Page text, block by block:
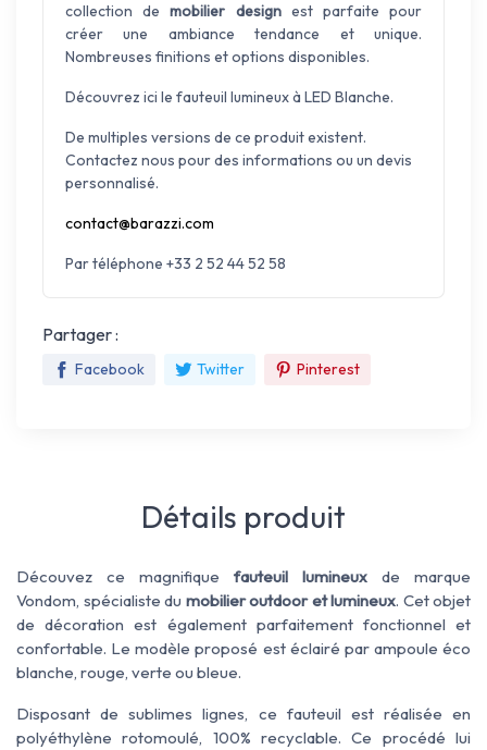
collection demobilier designest parfaite pour
créer une ambiance tendance et unique.
Nombreuses finitions et options disponibles.
Découvrez ici le fauteuil lumineux à LED Blanche.
De multiples versions de ce produit existent.
Contactez nous pour des informations ou un devis
personnalisé.
contact@barazzi.com
Par téléphone +33 2 52 44 52 58
Partager :
Facebook Twitter Pinterest
Détails produit
Découvez ce magnifique fauteuil lumineux de marque
Vondom, spécialiste du mobilier outdoor et lumineux. Cet objet
de décoration est également parfaitement fonctionnel et
confortable. Le modèle proposé est éclairé par ampoule éco
blanche, rouge, verte ou bleue.
Disposant de sublimes lignes, ce fauteuil est réalisée en
polyéthylène rotomoulé, 100% recyclable. Ce procédé lui